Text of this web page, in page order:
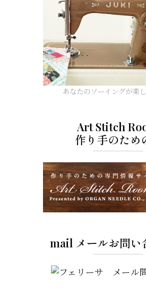
あなたのソーイングが楽
Art Stitch
作り手のため
mail メールお問い